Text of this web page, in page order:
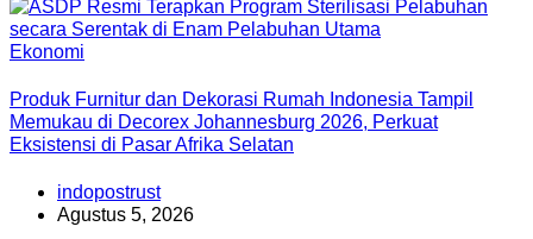
Ekonomi
Produk Furnitur dan Dekorasi Rumah Indonesia Tampil
Memukau di Decorex Johannesburg 2026, Perkuat
Eksistensi di Pasar Afrika Selatan
indopostrust
Agustus 5, 2026